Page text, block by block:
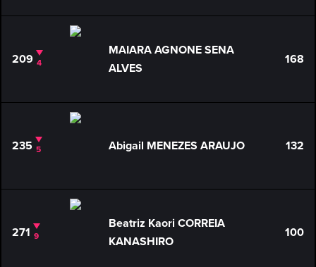
209 4
MAIARA AGNONE SENA
ALVES
168
235 5 Abigail MENEZES ARAUJO 132
271 9
Beatriz Kaori CORREIA
KANASHIRO
100